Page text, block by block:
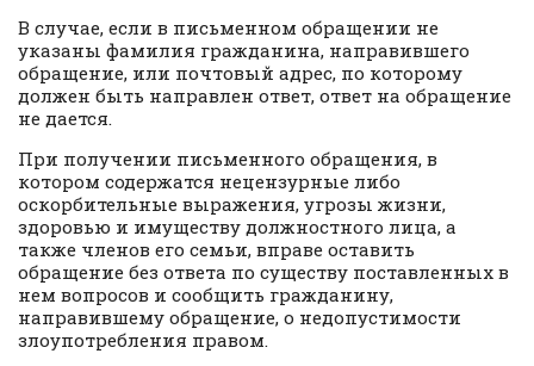
В случае, если в письменном обращении не
указаны фамилия гражданина, направившего
обращение, или почтовый адрес, по которому
должен быть направлен ответ, ответ на обращение
не дается.
При получении письменного обращения, в
котором содержатся нецензурные либо
оскорбительные выражения, угрозы жизни,
здоровью и имуществу должностного лица, а
также членов его семьи, вправе оставить
обращение без ответа по существу поставленных в
нем вопросов и сообщить гражданину,
направившему обращение, о недопустимости
злоупотребления правом.